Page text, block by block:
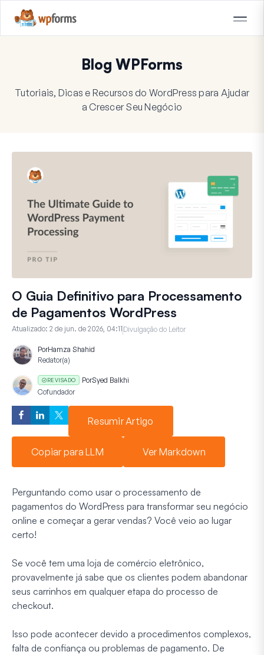
Blog WPForms
Tutoriais, Dicas e Recursos do WordPress para Ajudar
a Crescer Seu Negócio
O Guia Definitivo para Processamento
de Pagamentos WordPress
Atualizado: 2 de jun. de 2026, 04:11 Divulgação do Leitor
PorHamza Shahid
Redator(a)
REVISADO PorSyed Balkhi
Cofundador
Resumir Artigo
Copiar para LLM Ver Markdown
Perguntando como usar o processamento de
pagamentos do WordPress para transformar seu negócio
online e começar a gerar vendas? Você veio ao lugar
certo!
Se você tem uma loja de comércio eletrônico,
provavelmente já sabe que os clientes podem abandonar
seus carrinhos em qualquer etapa do processo de
checkout.
Isso pode acontecer devido a procedimentos complexos,
falta de confiança ou problemas de pagamento. De